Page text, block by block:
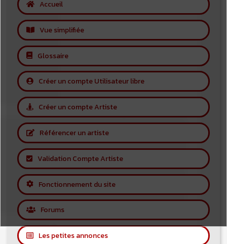
Accueil
Vue simplifiée
Glossaire
Créer un compte Utilisateur libre
Créer un compte Artiste
Référencer un artiste
Validation Compte Artiste
Fonctionnement du site
Forums
Les petites annonces